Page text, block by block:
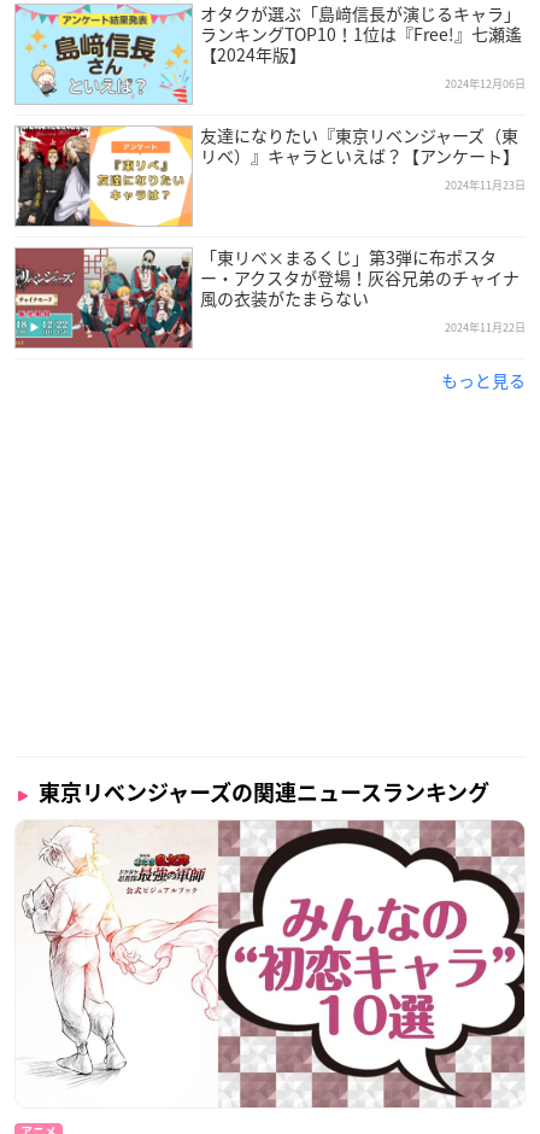
オタクが選ぶ「島﨑信長が演じるキャラ」
ランキングTOP10！1位は『Free!』七瀬遙
【2024年版】
2024年12月06日
友達になりたい『東京リベンジャーズ（東
リべ）』キャラといえば？【アンケート】
2024年11月23日
「東リベ×まるくじ」第3弾に布ポスタ
ー・アクスタが登場！灰谷兄弟のチャイナ
風の衣装がたまらない
2024年11月22日
もっと見る
東京リベンジャーズの関連ニュースランキング
アニメ